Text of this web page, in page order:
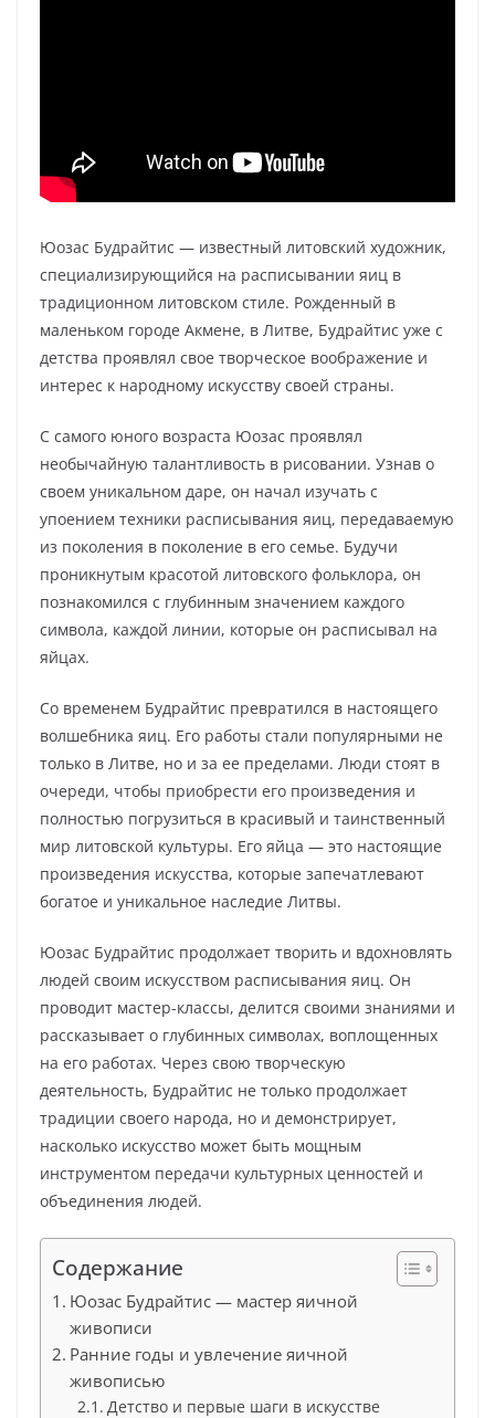
Юозас Будрайтис — известный литовский художник,
специализирующийся на расписывании яиц в
традиционном литовском стиле. Рожденный в
маленьком городе Акмене, в Литве, Будрайтис уже с
детства проявлял свое творческое воображение и
интерес к народному искусству своей страны.
С самого юного возраста Юозас проявлял
необычайную талантливость в рисовании. Узнав о
своем уникальном даре, он начал изучать с
упоением техники расписывания яиц, передаваемую
из поколения в поколение в его семье. Будучи
проникнутым красотой литовского фольклора, он
познакомился с глубинным значением каждого
символа, каждой линии, которые он расписывал на
яйцах.
Со временем Будрайтис превратился в настоящего
волшебника яиц. Его работы стали популярными не
только в Литве, но и за ее пределами. Люди стоят в
очереди, чтобы приобрести его произведения и
полностью погрузиться в красивый и таинственный
мир литовской культуры. Его яйца — это настоящие
произведения искусства, которые запечатлевают
богатое и уникальное наследие Литвы.
Юозас Будрайтис продолжает творить и вдохновлять
людей своим искусством расписывания яиц. Он
проводит мастер-классы, делится своими знаниями и
рассказывает о глубинных символах, воплощенных
на его работах. Через свою творческую
деятельность, Будрайтис не только продолжает
традиции своего народа, но и демонстрирует,
насколько искусство может быть мощным
инструментом передачи культурных ценностей и
объединения людей.
Содержание
Юозас Будрайтис — мастер яичной
живописи
Ранние годы и увлечение яичной
живописью
Детство и первые шаги в искусстве